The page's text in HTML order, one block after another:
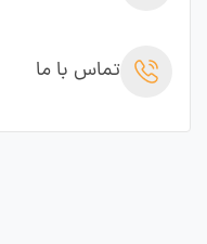
تماس با ما